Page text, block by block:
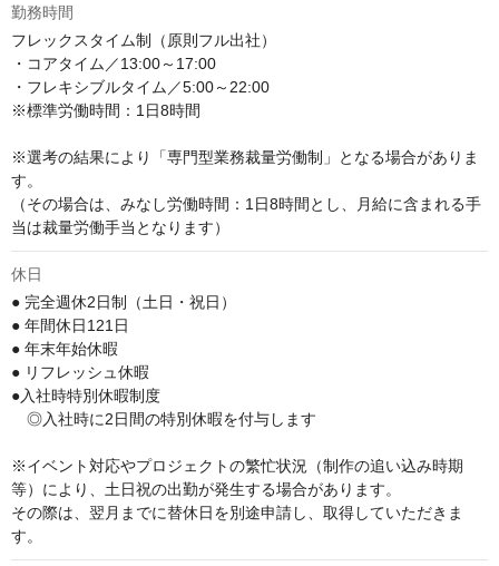
勤務時間
フレックスタイム制（原則フル出社）
・コアタイム／13:00～17:00
・フレキシブルタイム／5:00～22:00
※標準労働時間：1日8時間
※選考の結果により「専門型業務裁量労働制」となる場合がありま
す。
（その場合は、みなし労働時間：1日8時間とし、月給に含まれる手
当は裁量労働手当となります）
休日
● 完全週休2日制（土日・祝日）
● 年間休日121日
● 年末年始休暇
● リフレッシュ休暇
●入社時特別休暇制度
◎入社時に2日間の特別休暇を付与します
※イベント対応やプロジェクトの繁忙状況（制作の追い込み時期
等）により、土日祝の出勤が発生する場合があります。
その際は、翌月までに替休日を別途申請し、取得していただきま
す。